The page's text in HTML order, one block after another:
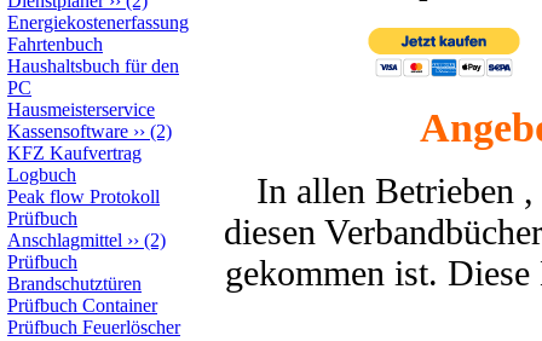
Energiekostenerfassung
Fahrtenbuch
Haushaltsbuch für den
PC
Hausmeisterservice
Kassensoftware ›› (2)
KFZ Kaufvertrag
Logbuch
Peak flow Protokoll
Prüfbuch
Anschlagmittel ›› (2)
Prüfbuch
Brandschutztüren
Prüfbuch Container
Prüfbuch Feuerlöscher
In allen Betrieben
diesen
gekommen ist.